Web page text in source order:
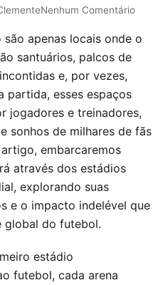
Nenhum Comentário
apenas locais onde o
santuários, palcos de
e, por vezes,
partida, esses espaços
jogadores e treinadores,
sonhos de milhares de fãs
embarcaremos
através dos estádios
explorando suas
e o impacto indelével que
global do futebol.
estádio
futebol, cada arena